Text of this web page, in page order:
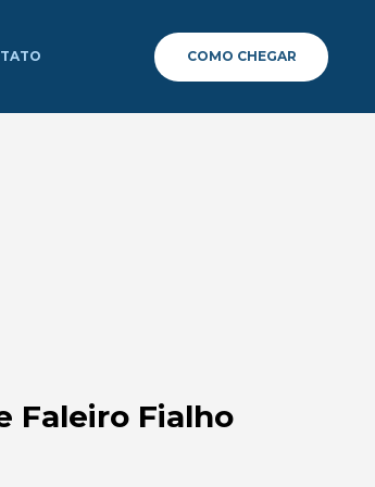
COMO CHEGAR
Faleiro Fialho